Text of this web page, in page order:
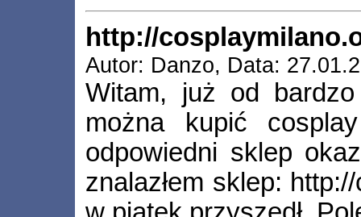
http://
Autor: Danzo, Data:
Witam, już od
można kupić
odpowiedni sklep
znalazłem sklep: